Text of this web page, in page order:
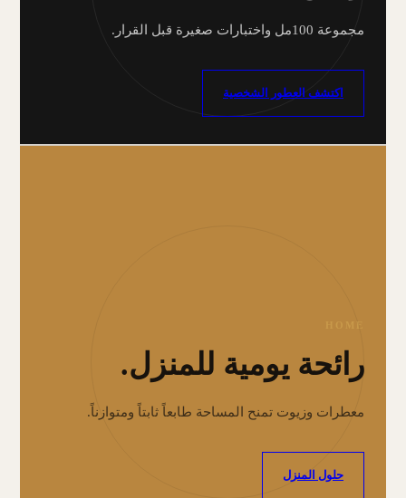
مجموعة 100مل واختبارات صغيرة قبل القرار.
اكتشف العطور الشخصية
HOME
رائحة يومية للمنزل.
معطرات وزيوت تمنح المساحة طابعاً ثابتاً ومتوازناً.
حلول المنزل